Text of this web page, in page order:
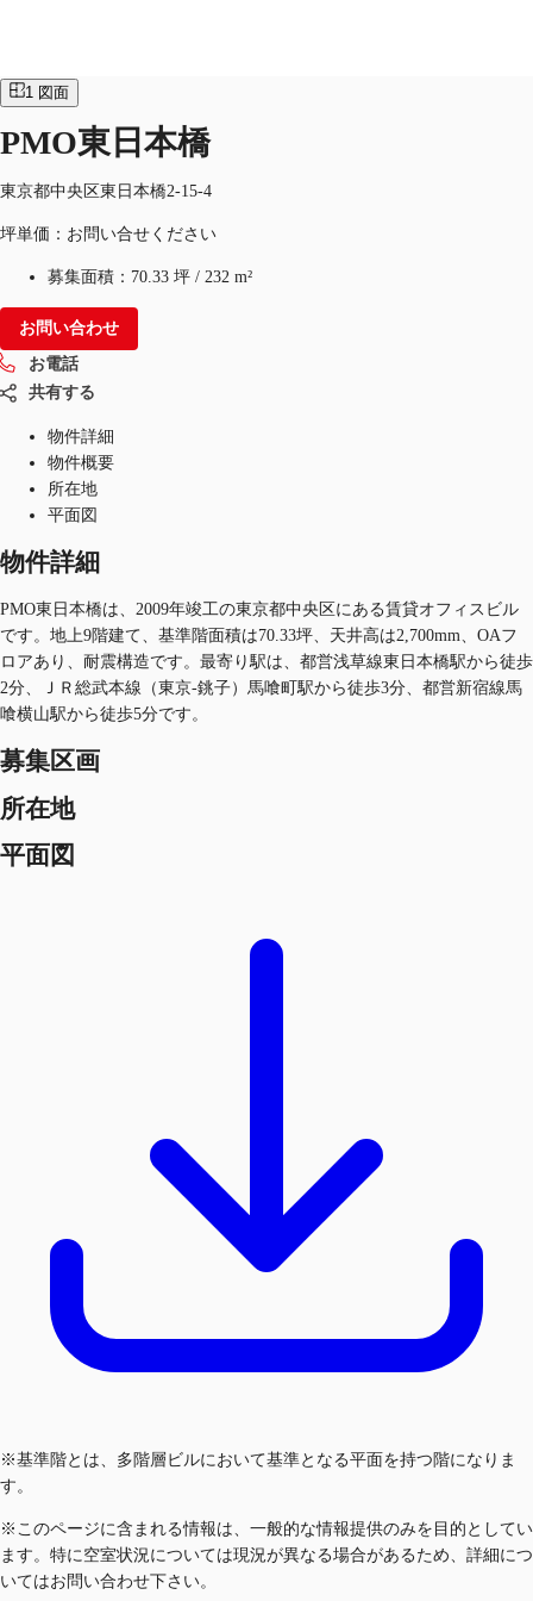
オフィス・事務所
地図検索
記事
仲介会社様はこちらへ
お電話 お問合せ
1 図面
PMO東日本橋
東京都中央区東日本橋2-15-4
坪単価：お問い合せください
募集面積： 70.33 坪 / 232 m²
お問い合わせ
お電話
共有する
物件詳細
物件概要
所在地
平面図
物件詳細
PMO東日本橋は、2009年竣工の東京都中央区にある賃貸オフィスビル
です。地上9階建て、基準階面積は70.33坪、天井高は2,700mm、OAフ
ロアあり、耐震構造です。最寄り駅は、都営浅草線東日本橋駅から徒歩
2分、ＪＲ総武本線（東京-銚子）馬喰町駅から徒歩3分、都営新宿線馬
喰横山駅から徒歩5分です。
募集区画
所在地
平面図
※基準階とは、多階層ビルにおいて基準となる平面を持つ階になりま
す。
※このページに含まれる情報は、一般的な情報提供のみを目的としてい
ます。特に空室状況については現況が異なる場合があるため、詳細につ
いてはお問い合わせ下さい。